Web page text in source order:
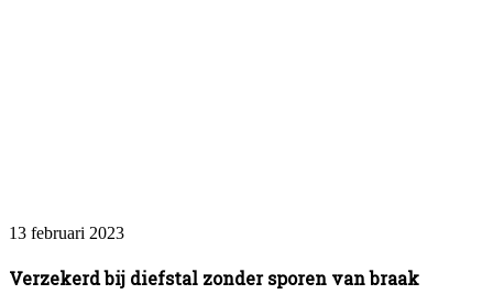
13 februari 2023
Verzekerd bij diefstal zonder sporen van braak